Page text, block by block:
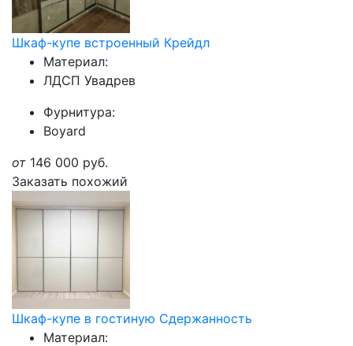
Шкаф-купе встроенный Крейдл
Материал:
ЛДСП Увадрев
Фурнитура:
Boyard
от 146 000 руб.
Заказать похожий
Шкаф-купе в гостиную Сдержанность
Материал: